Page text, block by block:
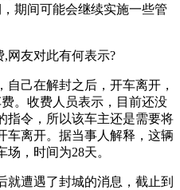
期间可能会继续实施一些管
网友对此有何表示?
己在解封之后，开车离开，
。收费人员表示，目前还没
指令，所以该车主还是需要将
车离开。据当事人解释，这辆
，时间为28天。
就遭遇了封城的消息，截止到